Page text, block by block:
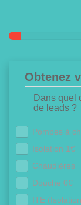
Obtenez
Dans quel
de leads ?
Pompes à
Isolation 1€
Chaudières
Douche 0€
ITE